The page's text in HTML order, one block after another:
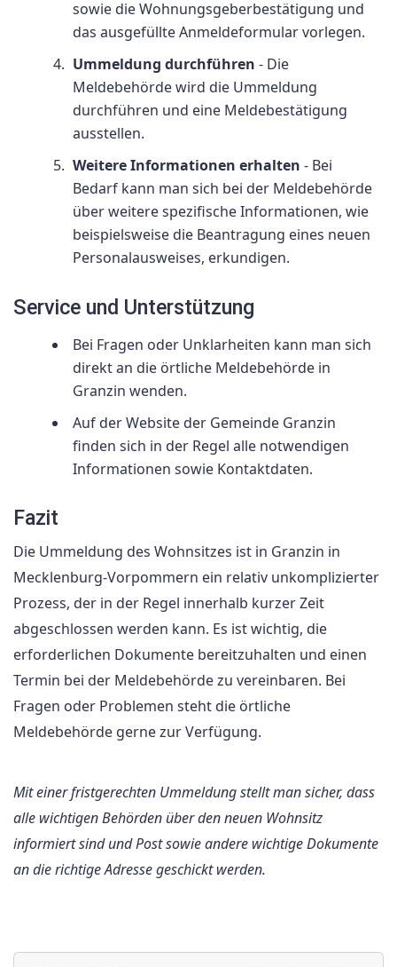
sowie die Wohnungsgeberbestätigung und
das ausgefüllte Anmeldeformular vorlegen.
Ummeldung durchführen - Die
Meldebehörde wird die Ummeldung
durchführen und eine Meldebestätigung
ausstellen.
Weitere Informationen erhalten - Bei
Bedarf kann man sich bei der Meldebehörde
über weitere spezifische Informationen, wie
beispielsweise die Beantragung eines neuen
Personalausweises, erkundigen.
Service und Unterstützung
Bei Fragen oder Unklarheiten kann man sich
direkt an die örtliche Meldebehörde in
Granzin wenden.
Auf der Website der Gemeinde Granzin
finden sich in der Regel alle notwendigen
Informationen sowie Kontaktdaten.
Fazit
Die Ummeldung des Wohnsitzes ist in Granzin in
Mecklenburg-Vorpommern ein relativ unkomplizierter
Prozess, der in der Regel innerhalb kurzer Zeit
abgeschlossen werden kann. Es ist wichtig, die
erforderlichen Dokumente bereitzuhalten und einen
Termin bei der Meldebehörde zu vereinbaren. Bei
Fragen oder Problemen steht die örtliche
Meldebehörde gerne zur Verfügung.
Mit einer fristgerechten Ummeldung stellt man sicher, dass
alle wichtigen Behörden über den neuen Wohnsitz
informiert sind und Post sowie andere wichtige Dokumente
an die richtige Adresse geschickt werden.